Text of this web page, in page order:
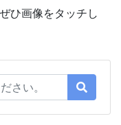
ひ画像をタッチし